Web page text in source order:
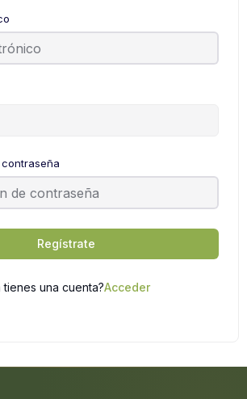
Regístrate
tienes una cuenta?Acceder